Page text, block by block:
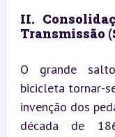
II.
Transmissão
O grande
bicicleta tornar-
invenção dos
década de